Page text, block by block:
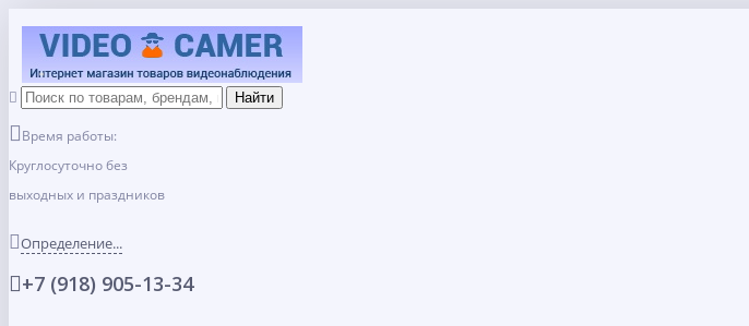
Время работы:
Круглосуточно без
выходных и праздников
Определение...
+7 (918) 905-13-34